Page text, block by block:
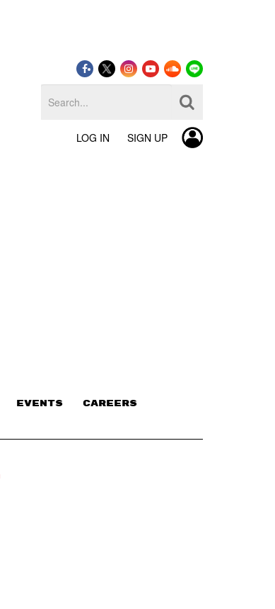
LOG IN SIGN UP
EVENTS CAREERS